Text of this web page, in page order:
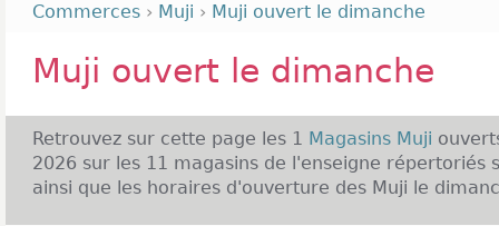
Commerces › Muji › Muji ouvert le dimanche
Muji ouvert le dimanche
Retrouvez sur cette page les 1 Magasins Muji
2026 sur les 11 magasins de l'enseigne répertoriés
ainsi que les horaires d'ouverture des Muji le